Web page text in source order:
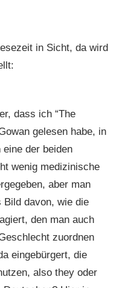
in Sicht, da wird
dass ich “The
gelesen habe, in
der beiden
wenig medizinische
aber man
Bild davon, wie die
den man auch
zuordnen
eingebürgert, die
also they oder